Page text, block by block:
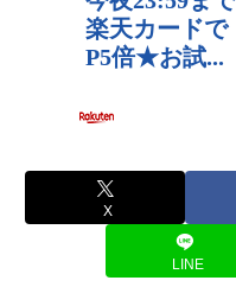
X
LINE